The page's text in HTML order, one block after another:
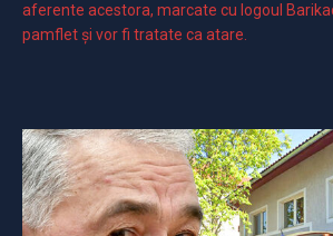
aferente acestora, marcate cu logoul
pamflet și vor fi tratate ca atare.